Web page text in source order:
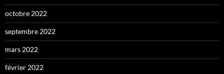
octobre 2022
septembre 2022
mars 2022
février 2022